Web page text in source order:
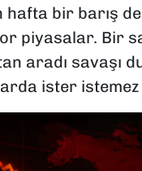
bir barış
piyasalar. Bir
aradı savaşı
ister